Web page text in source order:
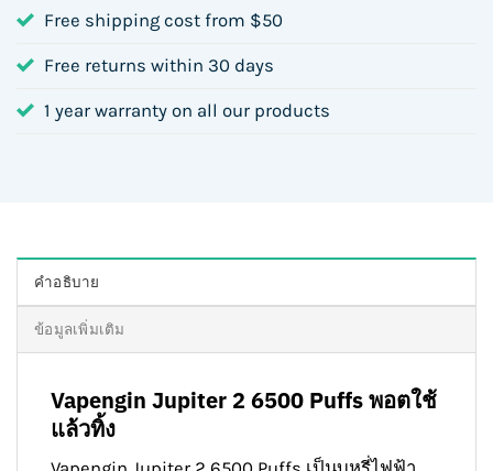
Free shipping cost from $50
Free returns within 30 days
1 year warranty on all our products
คำอธิบาย
ข้อมูลเพิ่มเติม
Vapengin Jupiter 2 6500 Puffs พอตใช้
แล้วทิ้ง